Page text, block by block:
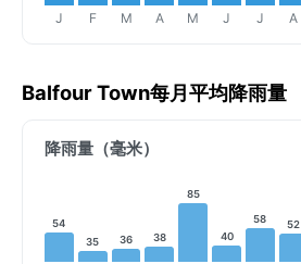
J F M A M J J A
Balfour Town每月平均降雨量
降雨量（毫米）
54
35 36 38
85
40
58 52